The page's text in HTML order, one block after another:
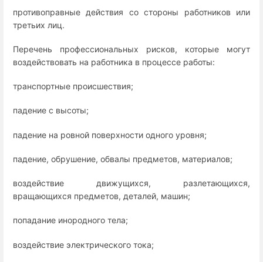
противоправные действия со стороны работников или
третьих лиц.
Перечень профессиональных рисков, которые могут
воздействовать на работника в процессе работы:
транспортные происшествия;
падение с высоты;
падение на ровной поверхности одного уровня;
падение, обрушение, обвалы предметов, материалов;
воздействие движущихся, разлетающихся,
вращающихся предметов, деталей, машин;
попадание инородного тела;
воздействие электрического тока;